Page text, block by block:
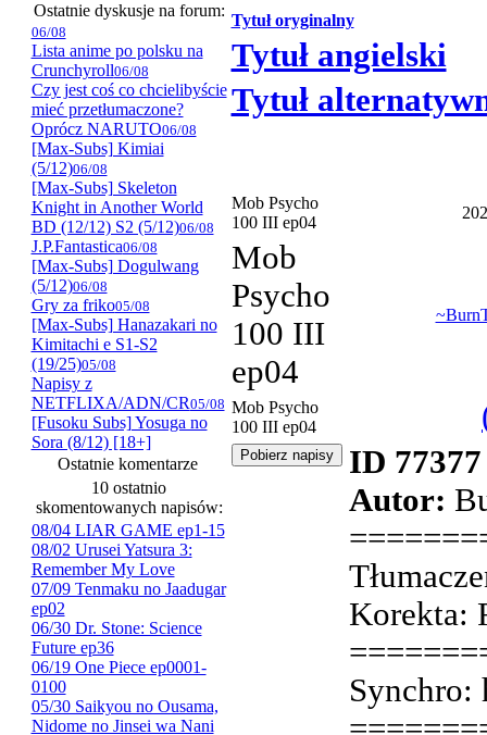
Ostatnie dyskusje na forum:
06/08
Lista anime po polsku na
Crunchyroll06/08
Czy jest coś co chcielibyście
mieć przetłumaczone?
Oprócz NARUTO06/08
[Max-Subs] Kimiai
(5/12)06/08
[Max-Subs] Skeleton
Knight in Another World
BD (12/12) S2 (5/12)06/08
J.P.Fantastica06/08
[Max-Subs] Dogulwang
(5/12)06/08
Gry za friko05/08
[Max-Subs] Hanazakari no
Kimitachi e S1-S2
(19/25)05/08
Napisy z
NETFLIXA/ADN/CR05/08
[Fusoku Subs] Yosuga no
Sora (8/12) [18+]
Ostatnie komentarze
10 ostatnio
skomentowanych napisów:
08/04 LIAR GAME ep1-15
08/02 Urusei Yatsura 3:
Remember My Love
07/09 Tenmaku no Jaadugar
ep02
06/30 Dr. Stone: Science
Future ep36
06/19 One Piece ep0001-
0100
05/30 Saikyou no Ousama,
Nidome no Jinsei wa Nani
Tytuł oryginalny
Tytuł angielski
Tytuł
Mob Psycho
100 III ep04
Mob
Psycho
100 III
ep04
Mob Psycho
100 III ep04
ID 77377
Autor:
Korekta:
Synchro: